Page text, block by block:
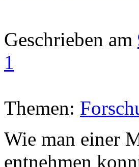
Geschrieben am
1
Themen:
Wie man einer
entnehmen